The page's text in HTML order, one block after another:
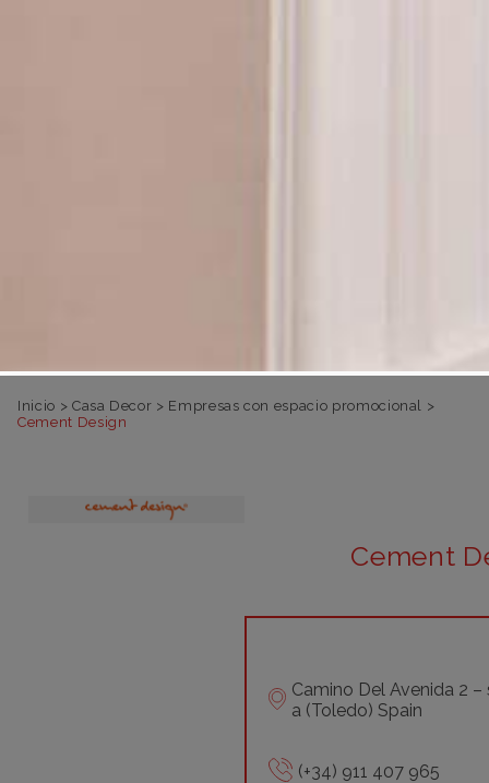
Inicio > Casa Decor > Empresas con espacio promocional >
Cement Design
Cement
Camino Del Avenida 2
a (Toledo) Spain
(+34) 911 407 965